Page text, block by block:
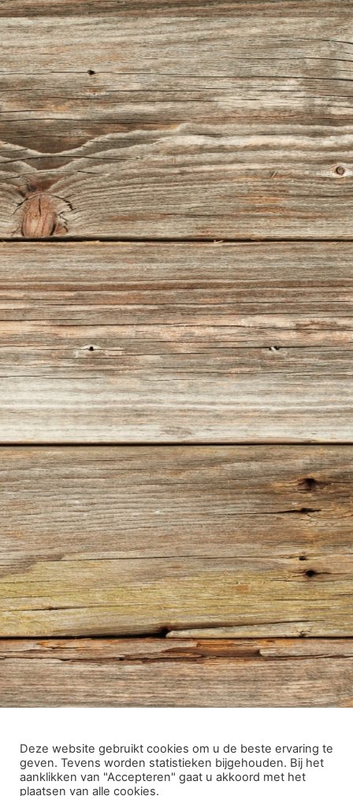
Deze website gebruikt cookies om u de beste ervaring te
geven. Tevens worden statistieken bijgehouden. Bij het
aanklikken van "Accepteren" gaat u akkoord met het
plaatsen van alle cookies.